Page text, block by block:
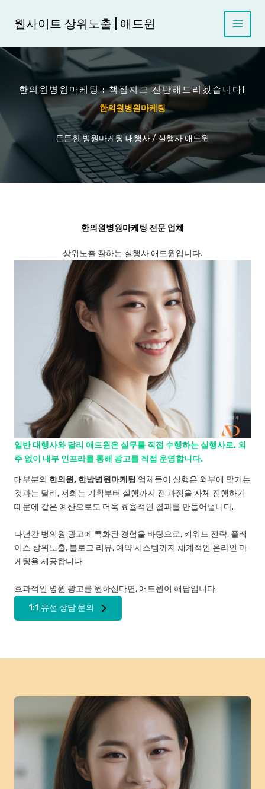
로
웹사이트 상위노출 | 애드윈
한의원병원마케팅 : 책짐지고 진단해드리겠습니다!
한의원병원마케팅
든든한 병원마케팅 대행사 / 실행사 애드윈
한의원병원마케팅 전문 업체
상위노출 잘하는 실행사 애드윈입니다.
일반 대행사와 달리 애드윈은 실무를 직접 수행하는 실행사로, 외
주 없이 내부 인프라를 통해 광고를 직접 운영합니다.
대부분의 한의원, 한방병원마케팅 업체들이 실행은 외부에 맡기는
것과는 달리, 저희는 기획부터 실행까지 전 과정을 자체 진행하기
때문에 같은 예산으로도 더욱 효율적인 결과를 만들어냅니다.
다년간 병의원 광고에 특화된 경험을 바탕으로, 키워드 전략, 플레
이스 상위노출, 블로그 리뷰, 예약 시스템까지 체계적인 온라인 마
케팅을 제공합니다.
효과적인 병원 광고를 원하신다면, 애드윈이 해답입니다.
1:1 유선 상담 문의